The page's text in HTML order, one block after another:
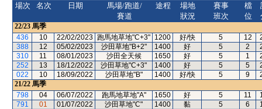
場次
名次 日期
馬場/跑道/
賽道
途程
場地
狀況
賽事
班次
檔
位
22/23 馬季
436
10 22/02/2023 跑馬地草地"C+3" 1200 好/快 5 12
388
12 05/02/2023 沙田草地"B+2" 1400 好 5 2
310
11 08/01/2023 沙田全天候 1650 好 5 1
252
13 18/12/2022 沙田草地"C+3" 1400 好 5 5
022
10 18/09/2022 沙田草地"B" 1400 好/快 5 9
21/22 馬季
798
04 06/07/2022 跑馬地草地"A" 1650 好 5 11
791
01 01/07/2022 沙田草地"C" 1400 黏 5 6